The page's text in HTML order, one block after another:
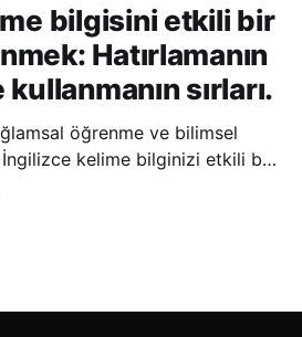
bilgisini etkili bir
Hatırlamanın
sırları.
öğrenme ve bilimsel
kelime bilginizi etkili bir
doğal bir şekilde iletişim